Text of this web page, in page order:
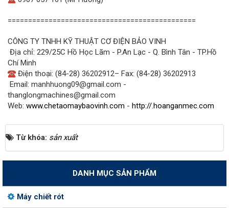
==============================================
CÔNG TY TNHH KỸ THUẬT CƠ ĐIỆN BẢO VINH
Địa chỉ: 229/25C Hồ Học Lãm - P.An Lạc - Q. Bình Tân - TP.Hồ
Chí Minh
Điện thoại: (84-28) 36202912– Fax: (84-28) 36202913
Email: manhhuong09@gmail.com -
thanglongmachines@gmail.com
Web: www.chetaomaybaovinh.com - http://.hoanganmec.com
Từ khóa: sản xuất
DANH MỤC SẢN PHẨM
Máy chiết rót